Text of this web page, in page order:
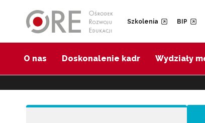
Szkolenia BIP
O nas Doskonalenie kadr Wydziały